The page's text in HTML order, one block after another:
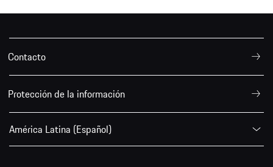
Contacto
Protección de la información
América Latina (Español)